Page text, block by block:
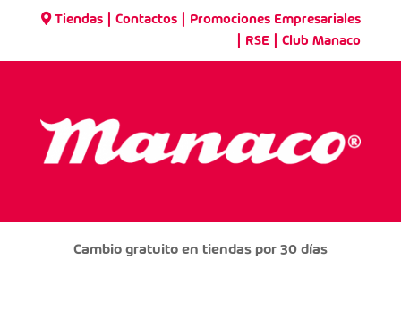
Tiendas |Contactos Promociones Empresariales
RSE |Club Manaco
Cambio gratuito en tiendas por 30 días